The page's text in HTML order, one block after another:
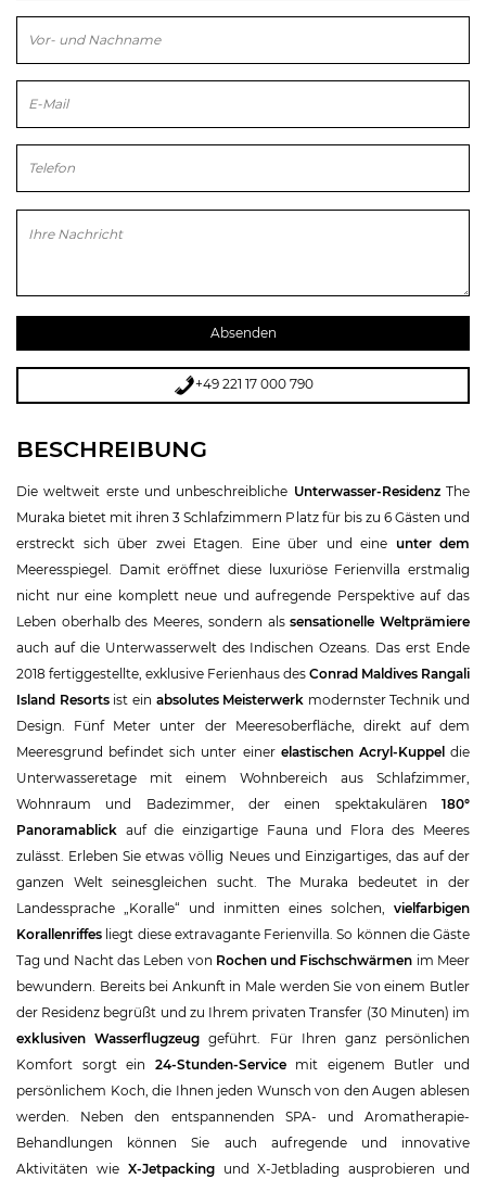
Bitte lasse dieses Feld leer.
+49 221 17 000 790
BESCHREIBUNG
Die weltweit erste und unbeschreibliche Unterwasser-ResidenzThe
Muraka bietet mit ihren 3 Schlafzimmern Platz für bis zu 6 Gästen und
erstreckt sich über zwei Etagen. Eine über und eine unter dem
Meeresspiegel. Damit eröffnet diese luxuriöse Ferienvilla erstmalig
nicht nur eine komplett neue und aufregende Perspektive auf das
Leben oberhalb des Meeres, sondern alssensationelle Weltprämiere
auch auf die Unterwasserwelt des Indischen Ozeans. Das erst Ende
2018 fertiggestellte, exklusive Ferienhaus des Conrad Maldives Rangali
Island Resortsist ein absolutes Meisterwerk modernster Technik und
Design. Fünf Meter unter der Meeresoberfläche, direkt auf dem
Meeresgrund befindet sich unter einer elastischen Acryl-Kuppeldie
Unterwasseretage mit einem Wohnbereich aus Schlafzimmer,
Wohnraum und Badezimmer, der einen spektakulären 180°
Panoramablick auf die einzigartige Fauna und Flora des Meeres
zulässt. Erleben Sie etwas völlig Neues und Einzigartiges, das auf der
ganzen Welt seinesgleichen sucht. The Muraka bedeutet in der
Landessprache „Koralle“ und inmitten eines solchen, vielfarbigen
Korallenriffes liegt diese extravagante Ferienvilla. So können die Gäste
Tag und Nacht das Leben von Rochen und Fischschwärmen im Meer
bewundern. Bereits bei Ankunft in Male werden Sie von einem Butler
der Residenz begrüßt und zu Ihrem privaten Transfer (30 Minuten) im
exklusiven Wasserflugzeug geführt. Für Ihren ganz persönlichen
Komfort sorgt ein 24-Stunden-Servicemit eigenem Butler und
persönlichem Koch, die Ihnen jeden Wunsch von den Augen ablesen
werden. Neben den entspannenden SPA- und Aromatherapie-
Behandlungen können Sie auch aufregende und innovative
Aktivitäten wie X-Jetpackingund X-Jetblading ausprobieren und